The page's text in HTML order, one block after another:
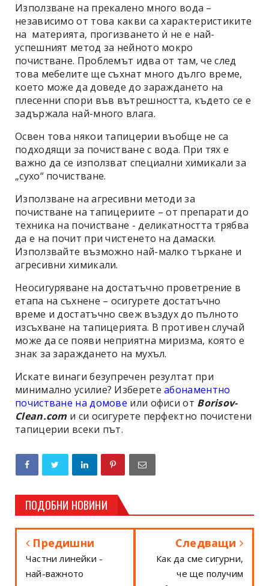
Използване на прекалено много вода –
независимо от това какви са характеристиките
на материята, прогизването ѝ не е най-
успешният метод за нейното мокро
почистване. Проблемът идва от там, че след
това мебелите ще съхнат много дълго време,
което може да доведе до зараждането на
плесенни спори във вътрешността, където се е
задържала най-много влага.
Освен това някои тапицерии въобще не са
подходящи за почистване с вода. При тях е
важно да се използват специални химикали за
„сухо“ почистване.
Използване на агресивни методи за
почистване на тапицериите – от препарати до
техника на почистване - деликатността трябва
да е на почит при чистенето на дамаски.
Използвайте възможно най-малко търкане и
агресивни химикали.
Неосигуряване на достатъчно проветрение в
етапа на съхнене – осигурете достатъчно
време и достатъчно свеж въздух до пълното
изсъхване на тапицерията. В противен случай
може да се появи неприятна миризма, която е
знак за зараждането на мухъл.
Искате винаги безупречен резултат при
минимално усилие? Изберетеабонаментно
почистване на домове или офиси от Borisov-
Clean.com и си осигурете перфектно почистени
тапицерии всеки път.
ПОДОБНИ НОВИНИ
Предишни
Частни линейки -
най-важното
Следващи
Как да сме сигурни,
че ще получим